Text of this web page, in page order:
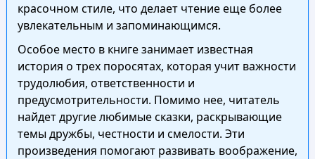
красочном стиле, что делает чтение еще более
увлекательным и запоминающимся.
Особое место в книге занимает известная
история о трех поросятах, которая учит важности
трудолюбия, ответственности и
предусмотрительности. Помимо нее, читатель
найдет другие любимые сказки, раскрывающие
темы дружбы, честности и смелости. Эти
произведения помогают развивать воображение,